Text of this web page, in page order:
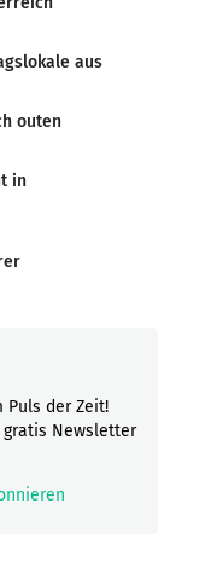
aus
outen
in
Puls der Zeit!
Newsletter